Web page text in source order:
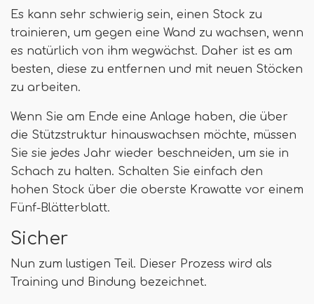
Es kann sehr schwierig sein, einen Stock zu
trainieren, um gegen eine Wand zu wachsen, wenn
es natürlich von ihm wegwächst. Daher ist es am
besten, diese zu entfernen und mit neuen Stöcken
zu arbeiten.
Wenn Sie am Ende eine Anlage haben, die über
die Stützstruktur hinauswachsen möchte, müssen
Sie sie jedes Jahr wieder beschneiden, um sie in
Schach zu halten. Schalten Sie einfach den
hohen Stock über die oberste Krawatte vor einem
Fünf-Blätterblatt.
Sicher
Nun zum lustigen Teil. Dieser Prozess wird als
Training und Bindung bezeichnet.